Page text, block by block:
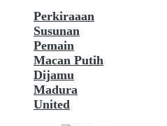
Perkiraaan
Susunan
Pemain
Macan Putih
Dijamu
Madura
United